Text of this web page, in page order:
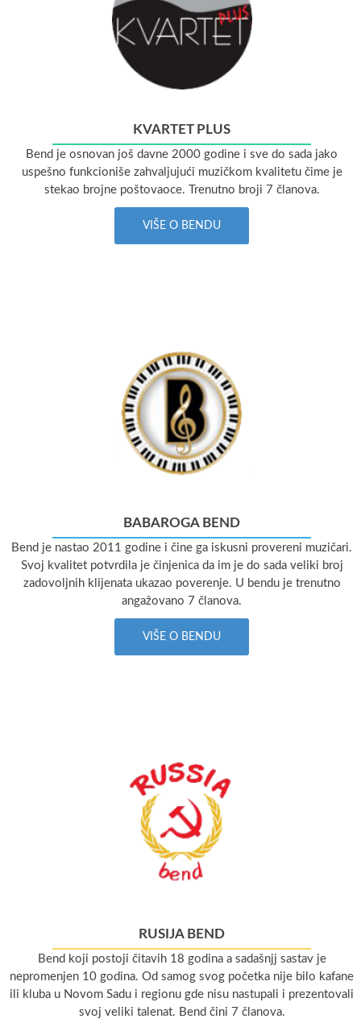
KVARTET PLUS
Bend je osnovan još davne 2000 godine i sve do sada jako
uspešno funkcioniše zahvaljujući muzičkom kvalitetu čime je
stekao brojne poštovaoce. Trenutno broji 7 članova.
VIŠE O BENDU
BABAROGA BEND
Bend je nastao 2011 godine i čine ga iskusni provereni muzičari.
Svoj kvalitet potvrdila je činjenica da im je do sada veliki broj
zadovoljnih klijenata ukazao poverenje. U bendu je trenutno
angažovano 7 članova.
VIŠE O BENDU
RUSIJA BEND
Bend koji postoji čitavih 18 godina a sadašnjj sastav je
nepromenjen 10 godina. Od samog svog početka nije bilo kafane
ili kluba u Novom Sadu i regionu gde nisu nastupali i prezentovali
svoj veliki talenat. Bend čini 7 članova.